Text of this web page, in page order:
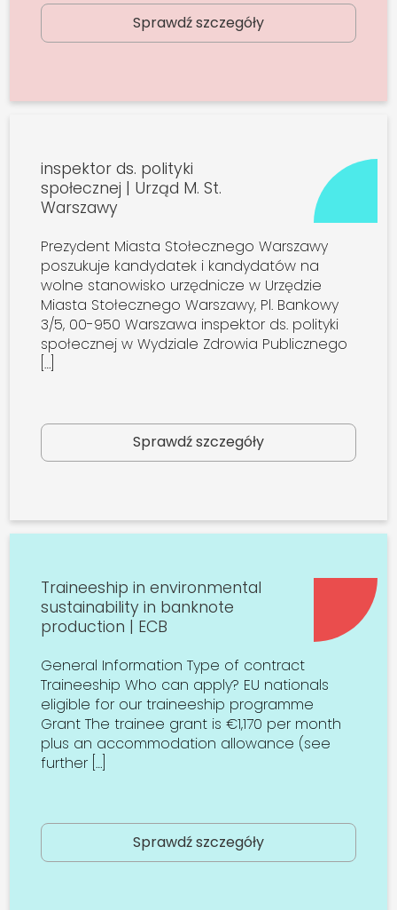
Sprawdź szczegóły
inspektor ds. polityki
społecznej | Urząd M. St.
Warszawy
Prezydent Miasta Stołecznego Warszawy
poszukuje kandydatek i kandydatów na
wolne stanowisko urzędnicze w Urzędzie
Miasta Stołecznego Warszawy, Pl. Bankowy
3/5, 00-950 Warszawa inspektor ds. polityki
społecznej w Wydziale Zdrowia Publicznego
[…]
Sprawdź szczegóły
Traineeship in environmental
sustainability in banknote
production | ECB
General Information Type of contract
Traineeship Who can apply? EU nationals
eligible for our traineeship programme
Grant The trainee grant is €1,170 per month
plus an accommodation allowance (see
further […]
Sprawdź szczegóły